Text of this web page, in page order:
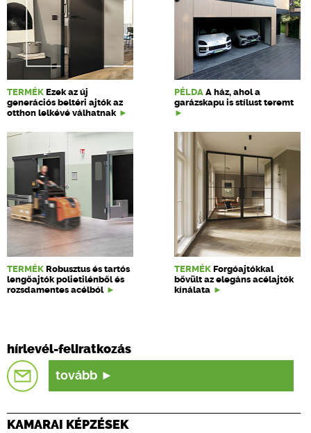
TERMÉK Ezek az új
generációs beltéri ajtók az
otthon lelkévé válhatnak
PÉLDA A ház, ahol a
garázskapu is stílust teremt
TERMÉK Robusztus és tartós
lengőajtók polietilénből és
rozsdamentes acélból
TERMÉK Forgóajtókkal
bővült az elegáns acélajtók
kínálata
hírlevél-feliratkozás
tovább
KAMARAI KÉPZÉSEK